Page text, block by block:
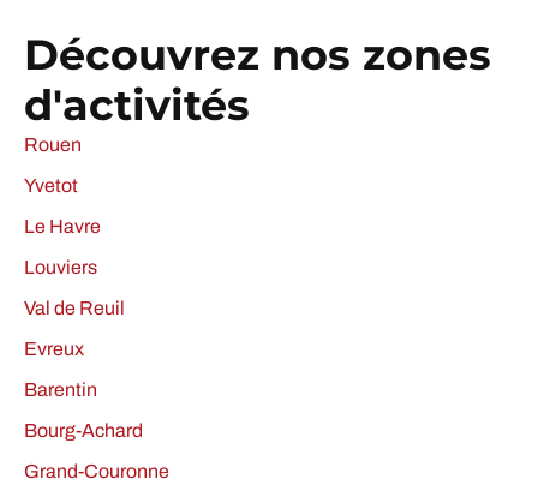
Découvrez nos zones
d'activités
Rouen
Yvetot
Le Havre
Louviers
Val de Reuil
Evreux
Barentin
Bourg-Achard
Grand-Couronne